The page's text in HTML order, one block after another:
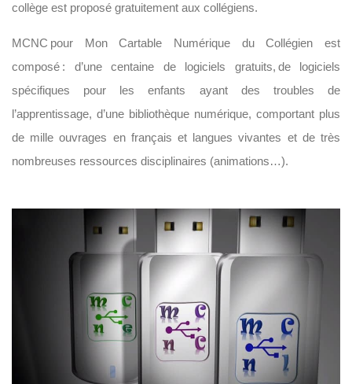
collège est proposé gratuitement aux collégiens.
MCNC pour Mon Cartable Numérique du Collégien est
composé : d’une centaine de logiciels gratuits, de logiciels
spécifiques pour les enfants ayant des troubles de
l’apprentissage, d’une bibliothèque numérique, comportant plus
de mille ouvrages en français et langues vivantes et de très
nombreuses ressources disciplinaires (animations…).